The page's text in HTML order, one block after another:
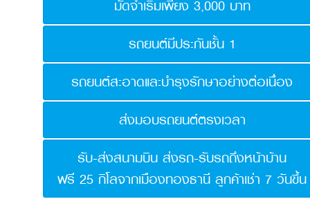
มัดจำเริ่มเพียง 3,000 บาท
รถยนต์มีประกันชั้น 1
รถยนต์สะอาดและบำรุงรักษาอย่างต่อเนื่อง
ส่งมอบรถยนต์ตรงเวลา
รับ-ส่งสนามบิน ส่งรถ-รับรถถึงหน้าบ้าน
ฟรี 25 กิโลจากเมืองทองธานี ลูกค้าเช่า 7 วันขึ้น